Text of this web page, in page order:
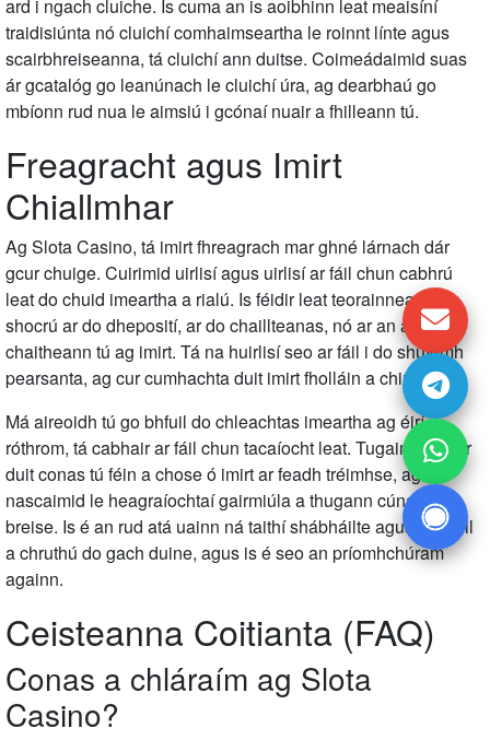
ard i ngach cluiche. Is cuma an is aoibhinn leat meaisíní
traidisiúnta nó cluichí comhaimseartha le roinnt línte agus
scairbhreiseanna, tá cluichí ann duitse. Coimeádaimid suas
ár gcatalóg go leanúnach le cluichí úra, ag dearbhaú go
mbíonn rud nua le aimsiú i gcónaí nuair a fhilleann tú.
Freagracht agus Imirt
Chiallmhar
Ag Slota Casino, tá imirt fhreagrach mar ghné lárnach dár
gcur chuige. Cuirimid uirlisí agus uirlisí ar fáil chun cabhrú
leat do chuid imeartha a rialú. Is féidir leat teorainneacha a
shocrú ar do dheposití, ar do chaillteanas, nó ar an am a
chaitheann tú ag imirt. Tá na huirlisí seo ar fáil i do shuíomh
pearsanta, ag cur cumhachta duit imirt fholláin a chinntiú.
Má aireoidh tú go bhfuil do chleachtas imeartha ag éirí
róthrom, tá cabhair ar fáil chun tacaíocht leat. Tugaimid treoir
duit conas tú féin a chose ó imirt ar feadh tréimhse, agus
nascaimid le heagraíochtaí gairmiúla a thugann cúnamh
breise. Is é an rud atá uainn ná taithí shábháilte agus shásúil
a chruthú do gach duine, agus is é seo an príomhchúram
againn.
Ceisteanna Coitianta (FAQ)
Conas a chláraím ag Slota
Casino?